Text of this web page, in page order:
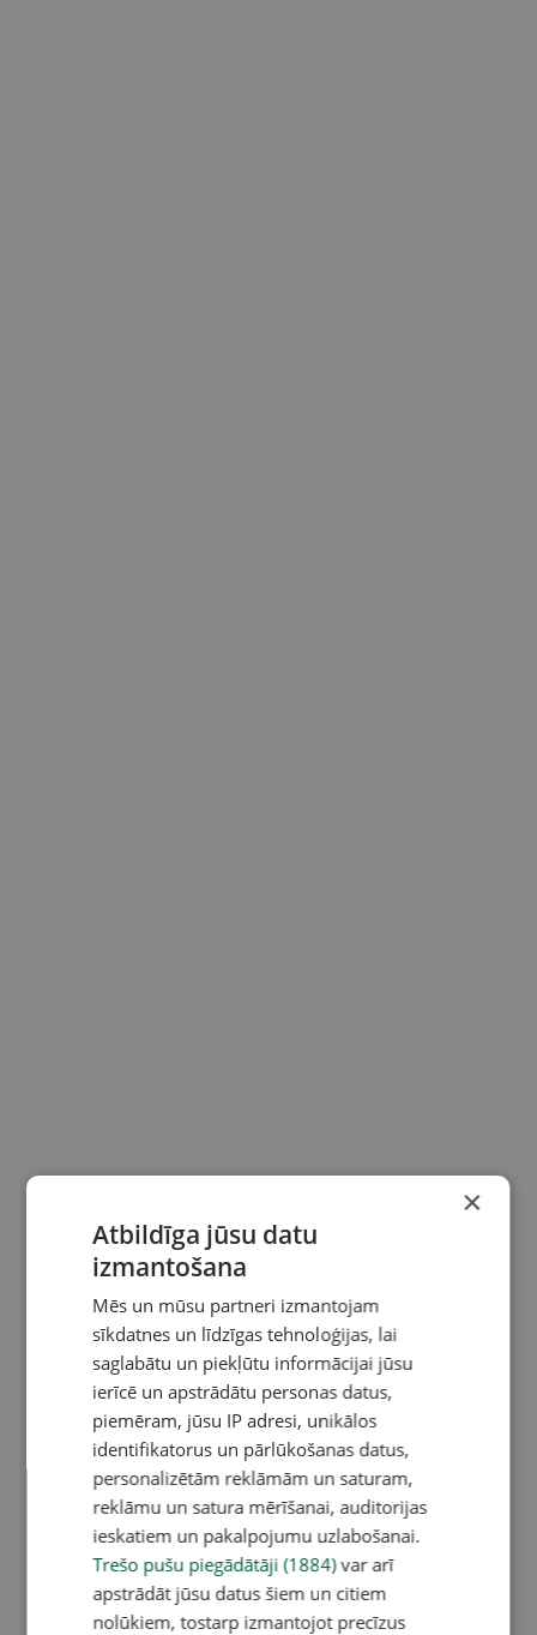
×
Atbildīga jūsu datu
izmantošana
Mēs un mūsu partneri izmantojam
sīkdatnes un līdzīgas tehnoloģijas, lai
saglabātu un piekļūtu informācijai jūsu
ierīcē un apstrādātu personas datus,
piemēram, jūsu IP adresi, unikālos
identifikatorus un pārlūkošanas datus,
personalizētām reklāmām un saturam,
reklāmu un satura mērīšanai, auditorijas
ieskatiem un pakalpojumu uzlabošanai.
Trešo pušu piegādātāji (1884)var arī
apstrādāt jūsu datus šiem un citiem
nolūkiem, tostarp izmantojot precīzus